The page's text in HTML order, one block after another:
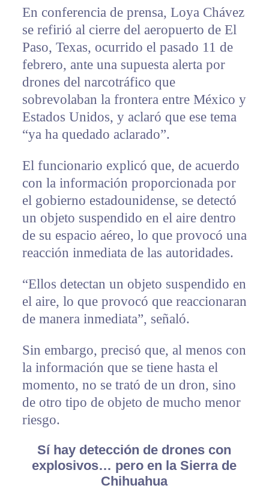
En conferencia de prensa, Loya Chávez
se refirió al cierre del aeropuerto de El
Paso, Texas, ocurrido el pasado 11 de
febrero, ante una supuesta alerta por
drones del narcotráfico que
sobrevolaban la frontera entre México y
Estados Unidos, y aclaró que ese tema
“ya ha quedado aclarado”.
El funcionario explicó que, de acuerdo
con la información proporcionada por
el gobierno estadounidense, se detectó
un objeto suspendido en el aire dentro
de su espacio aéreo, lo que provocó una
reacción inmediata de las autoridades.
“Ellos detectan un objeto suspendido en
el aire, lo que provocó que reaccionaran
de manera inmediata”, señaló.
Sin embargo, precisó que, al menos con
la información que se tiene hasta el
momento, no se trató de un dron, sino
de otro tipo de objeto de mucho menor
riesgo.
Sí hay detección de drones con
explosivos… pero en la Sierra de
Chihuahua